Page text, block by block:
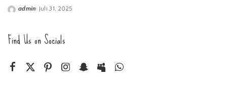
Posted
admin Juli 31, 2025
Find Us on Socials